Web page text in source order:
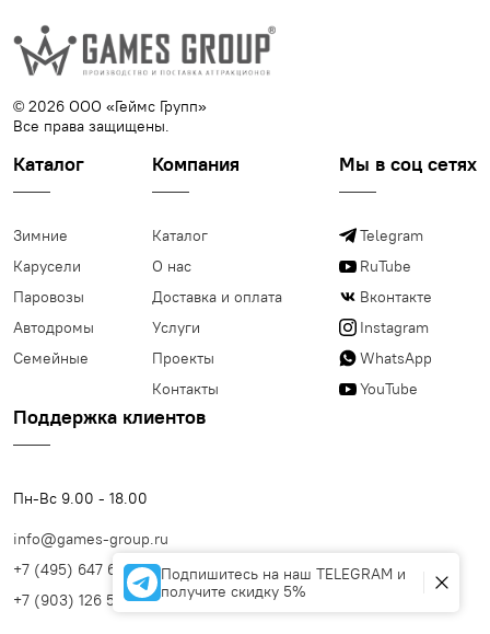
© 2026 ООО «Геймс Групп»
Все права защищены.
Каталог
Зимние
Карусели
Паровозы
Автодромы
Семейные
Компания
Каталог
О нас
Доставка и оплата
Услуги
Проекты
Контакты
Мы в соц сетях
Telegram
RuTube
Вконтакте
Instagram
WhatsApp
YouTube
Поддержка клиентов
Пн-Вс 9.00 - 18.00
info@games-group.ru
+7 (495) 647 63 77
+7 (903) 126 56 99
Подпишитесь на наш TELEGRAM и
получите скидку 5%